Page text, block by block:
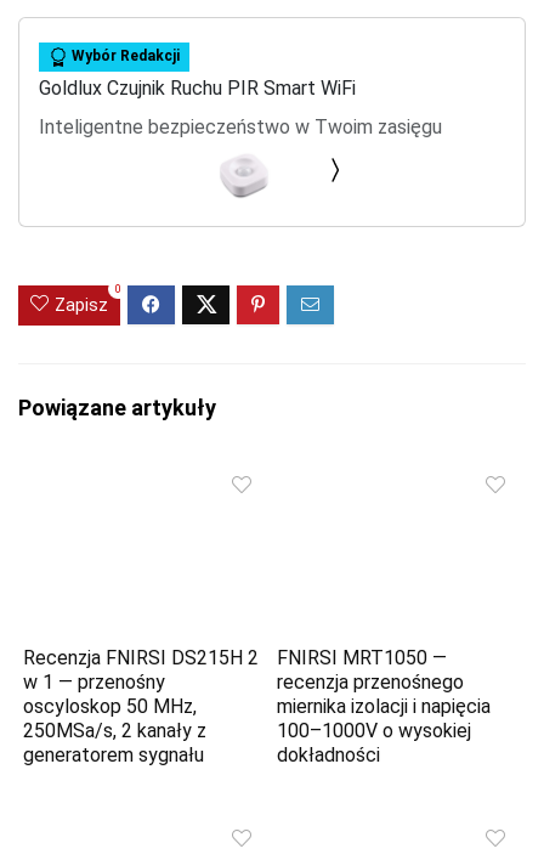
Wybór Redakcji
Goldlux Czujnik Ruchu PIR Smart WiFi
Inteligentne bezpieczeństwo w Twoim zasięgu
Zapisz
0
Powiązane artykuły
Recenzja FNIRSI DS215H 2
w 1 — przenośny
oscyloskop 50 MHz,
250MSa/s, 2 kanały z
generatorem sygnału
FNIRSI MRT1050 —
recenzja przenośnego
miernika izolacji i napięcia
100–1000V o wysokiej
dokładności